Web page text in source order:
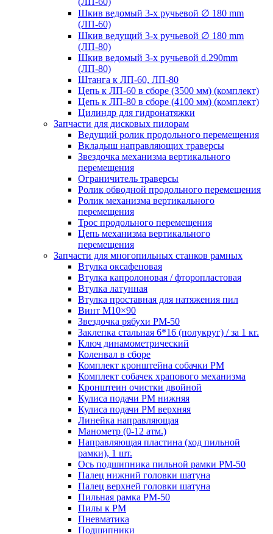
Шкив ведомый 3-х ручьевой ∅ 180 mm
(ЛП-60)
Шкив ведущий 3-х ручьевой ∅ 180 mm
(ЛП-80)
Шкив ведомый 3-х ручьевой d.290mm
(ЛП-80)
Штанга к ЛП-60, ЛП-80
Цепь к ЛП-60 в сборе (3500 мм) (комплект)
Цепь к ЛП-80 в сборе (4100 мм) (комплект)
Цилиндр для гидронатяжки
Запчасти для дисковых пилорам
Ведущий ролик продольного перемещения
Вкладыш направляющих траверсы
Звездочка механизма вертикального
перемещения
Ограничитель траверсы
Ролик обводной продольного перемещения
Ролик механизма вертикального
перемещения
Трос продольного перемещения
Цепь механизма вертикального
перемещения
Запчасти для многопильных станков рамных
Втулка оксафеновая
Втулка капролоновая / фторопластовая
Втулка латунная
Втулка проставная для натяжения пил
Винт М10×90
Звездочка рябухи РМ-50
Заклепка стальная 6*16 (полукруг) / за 1 кг.
Ключ динамометрический
Коленвал в сборе
Комплект кронштейна собачки РМ
Комплект собачек храпового механизма
Кронштеин очистки двойной
Кулиса подачи РМ нижняя
Кулиса подачи РМ верхняя
Линейка направляющая
Манометр (0-12 атм.)
Направляющая пластина (ход пильной
рамки), 1 шт.
Ось подшипника пильной рамки РМ-50
Палец нижний головки шатуна
Палец верхней головки шатуна
Пильная рамка РМ-50
Пилы к РМ
Пневматика
Подшипники